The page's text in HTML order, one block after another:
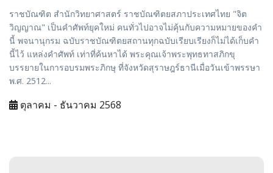
ราชบัณฑิต สำนักวิทยาศาสตร์ ราชบัณฑิตยสภาประเทศไทย "จิต
วิญญาณ" เป็นคำศัพท์ยุคใหม่ คนทั่วไปอาจไม่คุ้นกับความหมายของคำ
นี้ พจนานุกรม ฉบับราชบัณฑิตยสถานทุกฉบับเรียบเรียงก็ไม่ได้เก็บคำ
นี้ไว้ แหล่งคำศัพท์ เท่าที่ค้นหาได้ พระคุณเจ้าพระพุทธทาสภิกขุ
บรรยายในการอบรมพระภิกษุ ที่จังหวัดสุราษฎร์ธานีเมื่อวันเข้าพรรษา
พ.ศ. 2512...
ตุลาคม - ธันวาคม 2568